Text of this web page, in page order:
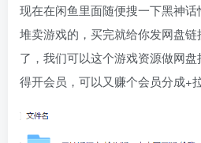
现在在闲鱼里面随便搜一下黑神
堆卖游戏的，买完就给你发网盘
了，我们可以这个游戏资源做网
得开会员，可以又赚个会员分成+